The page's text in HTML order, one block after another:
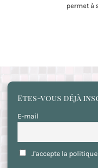
permet à
Etes-vous déjà
E-mail
J'accepte la